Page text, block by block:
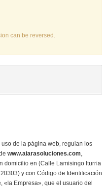
can be reversed.
de la página web, regulan los
www.aiarasoluciones.com
domicilio en (Calle Lamisingo Iturria
y con Código de Identificación
«la Empresa», que el usuario del